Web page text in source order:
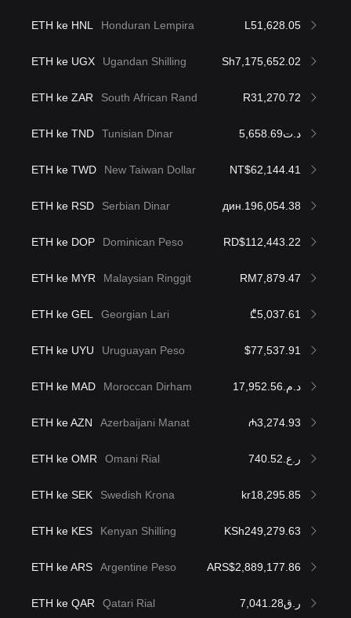
ETH ke HNL Honduran Lempira L51,628.05
ETH ke UGX Ugandan Shilling Sh7,175,652.02
ETH ke ZAR South African Rand R31,270.72
ETH ke TND Tunisian Dinar د.ت5,658.69
ETH ke TWD New Taiwan Dollar NT$62,144.41
ETH ke RSD Serbian Dinar дин.196,054.38
ETH ke DOP Dominican Peso RD$112,443.22
ETH ke MYR Malaysian Ringgit RM7,879.47
ETH ke GEL Georgian Lari ₾5,037.61
ETH ke UYU Uruguayan Peso $77,537.91
ETH ke MAD Moroccan Dirham د.م.17,952.56
ETH ke AZN Azerbaijani Manat ₼3,274.93
ETH ke OMR Omani Rial ر.ع.740.52
ETH ke SEK Swedish Krona kr18,295.85
ETH ke KES Kenyan Shilling KSh249,279.63
ETH ke ARS Argentine Peso ARS$2,889,177.86
ETH ke QAR Qatari Rial ر.ق7,041.28